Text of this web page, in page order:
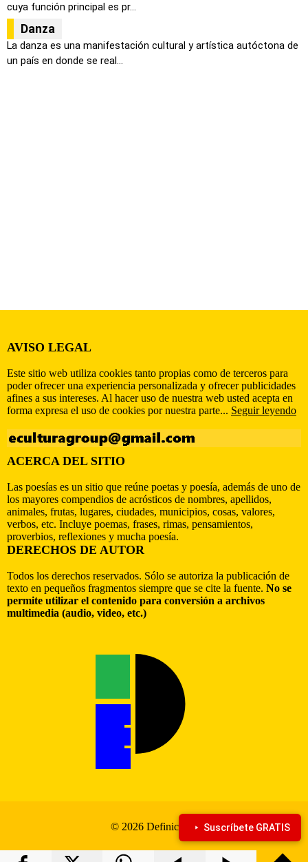
cuya función principal es pr...
Danza
La danza es una manifestación cultural y artística autóctona de
un país en donde se real...
AVISO LEGAL
Este sitio web utiliza cookies tanto propias como de terceros para
poder ofrecer una experiencia personalizada y ofrecer publicidades
afines a sus intereses. Al hacer uso de nuestra web usted acepta en
forma expresa el uso de cookies por nuestra parte... Seguir leyendo
ACERCA DEL SITIO
Las poesías es un sitio que reúne poetas y poesía, además de uno de
los mayores compendios de acrósticos de nombres, apellidos,
animales, frutas, lugares, ciudades, municipios, cosas, valores,
verbos, etc. Incluye poemas, frases, rimas, pensamientos,
proverbios, reflexiones y mucha poesía.
DERECHOS DE AUTOR
Todos los derechos reservados. Sólo se autoriza la publicación de
texto en pequeños fragmentos siempre que se cite la fuente. No se
permite utilizar el contenido para conversión a archivos
multimedia (audio, video, etc.)
© 2026 Definiciona Suscríbete GRATIS